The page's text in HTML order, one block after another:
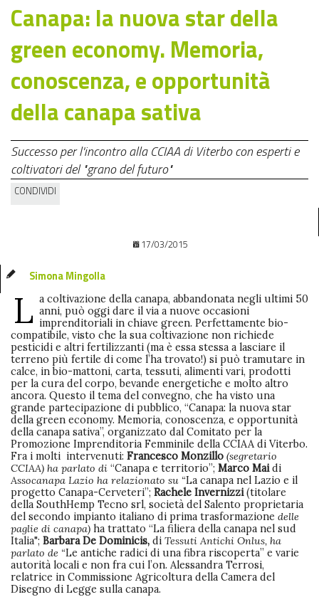
Canapa: la nuova star della
green economy. Memoria,
conoscenza, e opportunità
della canapa sativa
Successo per l'incontro alla CCIAA di Viterbo con esperti e
coltivatori del "grano del futuro"
CONDIVIDI
17/03/2015
Simona Mingolla
L a coltivazione della canapa, abbandonata negli ultimi 50
anni, può oggi dare il via a nuove occasioni
imprenditoriali in chiave green. Perfettamente bio-
compatibile, visto che la sua coltivazione non richiede
pesticidi e altri fertilizzanti (ma è essa stessa a lasciare il
terreno più fertile di come l’ha trovato!) si può tramutare in
calce, in bio-mattoni, carta, tessuti, alimenti vari, prodotti
per la cura del corpo, bevande energetiche e molto altro
ancora. Questo il tema del convegno, che ha visto una
grande partecipazione di pubblico, “Canapa: la nuova star
della green economy. Memoria, conoscenza, e opportunità
della canapa sativa”, organizzato dal Comitato per la
Promozione Imprenditoria Femminile della CCIAA di Viterbo.
Fra i molti intervenuti: Francesco Monzillo (segretario
CCIAA) ha parlato di “Canapa e territorio”; Marco Maidi
Assocanapa Lazio ha relazionato su “La canapa nel Lazio e il
progetto Canapa-Cerveteri”; Rachele Invernizzi(titolare
della SouthHemp Tecno srl, società del Salento proprietaria
del secondo impianto italiano di prima trasformazione delle
paglie di canapa) ha trattato “La filiera della canapa nel sud
Italia"; Barbara De Dominicis, di Tessuti Antichi Onlus, ha
parlato de “Le antiche radici di una fibra riscoperta” e varie
autorità locali e non fra cui l’on. Alessandra Terrosi,
relatrice in Commissione Agricoltura della Camera del
Disegno di Legge sulla canapa.